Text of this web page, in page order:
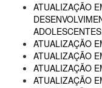
ATUALIZAÇÃO
ATUALIZAÇÃO
ATUALIZAÇÃO
ATUALIZAÇÃO
ATUALIZAÇÃO